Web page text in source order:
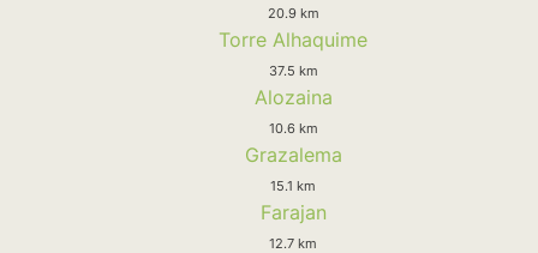
20.9 km
Torre Alhaquime
37.5 km
Alozaina
10.6 km
Grazalema
15.1 km
Farajan
12.7 km